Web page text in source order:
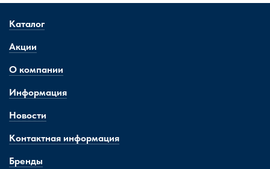
Каталог
Акции
О компании
Информация
Новости
Контактная информация
Бренды